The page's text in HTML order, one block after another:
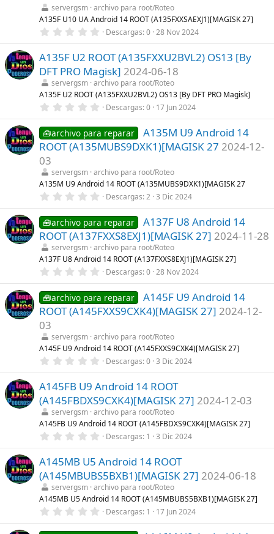
e
l
a
(
s
)
servergsm archivo para root/Roteo
A135F U10 UA Android 14 ROOT (A135FXXSAEXJ1)[MAGISK 27]
0
0
0
e
s
t
r
e
l
a
(
s
)
Descargas 0 28 Nov 2024
A135F U2 ROOT (A135FXXU2BVL2) OS13 [By
DFT PRO Magisk] 2024-06-18
servergsm archivo para root/Roteo
A135F U2 ROOT (A135FXXU2BVL2) OS13 [By DFT PRO Magisk]
0
0
0
e
s
e
l
a
(
s
)
Descargas 0 17 Jun 2024
🧰archivo para reparar
A135M U9 Android 14
ROOT (A135MUBS9DXK1)[MAGISK 27 2024-12-
03
servergsm archivo para root/Roteo
A135M U9 Android 14 ROOT (A135MUBS9DXK1)[MAGISK 27
0
0
0
e
s
t
r
e
l
a
(
s
)
Descargas 2 3 Dic 2024
🧰archivo para reparar
A137F U8 Android 14
ROOT (A137FXXS8EXJ1)[MAGISK 27] 2024-11-28
servergsm archivo para root/Roteo
A137F U8 Android 14 ROOT (A137FXXS8EXJ1)[MAGISK 27]
0
0
0
e
s
e
l
a
(
s
)
Descargas 0 28 Nov 2024
🧰archivo para reparar
A145F U9 Android 14
ROOT (A145FXXS9CXK4)[MAGISK 27] 2024-12-
03
servergsm archivo para root/Roteo
A145F U9 Android 14 ROOT (A145FXXS9CXK4)[MAGISK 27]
0
0
0
e
s
t
r
e
l
(
s
)
Descargas 0 3 Dic 2024
A145FB U9 Android 14 ROOT
(A145FBDXS9CXK4)[MAGISK 27] 2024-12-03
servergsm archivo para root/Roteo
A145FB U9 Android 14 ROOT (A145FBDXS9CXK4)[MAGISK 27]
0
0
0
e
s
t
r
e
l
a
Descargas 1 3 Dic 2024
A145MB U5 Android 14 ROOT
(A145MBUBS5BXB1)[MAGISK 27] 2024-06-18
servergsm archivo para root/Roteo
A145MB U5 Android 14 ROOT (A145MBUBS5BXB1)[MAGISK 27]
0
0
Descargas 1 17 Jun 2024